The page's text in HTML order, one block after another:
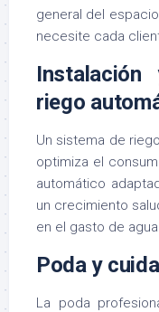
general del
necesite cada
riego
Un sistema de
optimiza el
automático
un crecimiento
en el gasto de
Poda y
La poda